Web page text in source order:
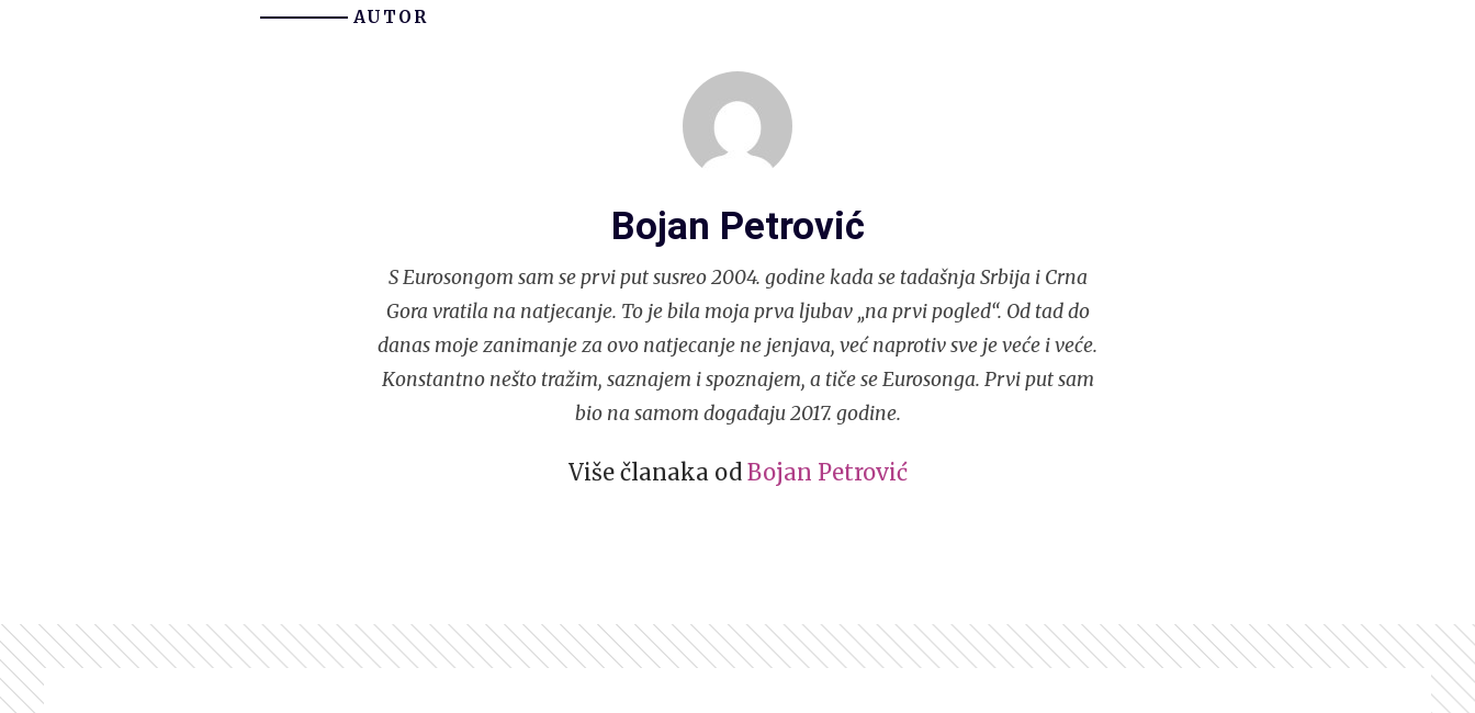
AUTOR
Bojan Petrović
S Eurosongom sam se prvi put susreo 2004. godine kada se tadašnja Srbija i Crna
Gora vratila na natjecanje. To je bila moja prva ljubav „na prvi pogled“. Od tad do
danas moje zanimanje za ovo natjecanje ne jenjava, već naprotiv sve je veće i veće.
Konstantno nešto tražim, saznajem i spoznajem, a tiče se Eurosonga. Prvi put sam
bio na samom događaju 2017. godine.
Više članaka od Bojan Petrović